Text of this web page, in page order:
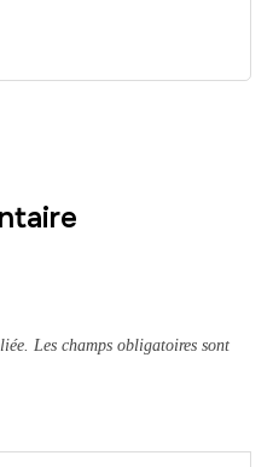
Les champs obligatoires sont